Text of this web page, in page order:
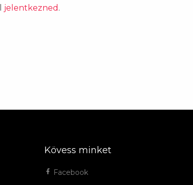
jelentkezned .
Kövess minket
Facebook